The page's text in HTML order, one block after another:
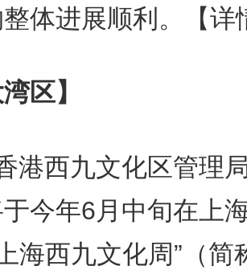
体进展顺利。
【
】
西九文化区管理
今年6月中旬在上
海西九文化周”（简